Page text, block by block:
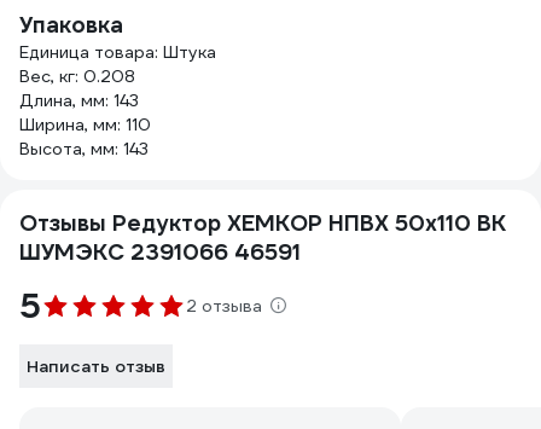
Упаковка
Единица товара: Штука
Вес, кг: 0.208
Длина, мм: 143
Ширина, мм: 110
Высота, мм: 143
Отзывы Редуктор ХЕМКОР НПВХ 50x110 ВК
ШУМЭКС 2391066 46591
5 2 отзыва
Написать отзыв